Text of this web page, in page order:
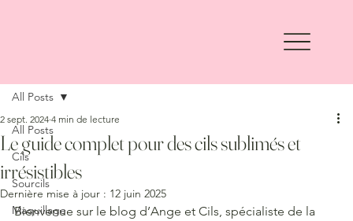
All Posts
Cils
Sourcils
Maquillage
All Posts
Le guide complet pour des cils sublimés et
irrésistibles
2 sept. 2024 4 min de lecture
Dernière mise à jour : 12 juin 2025
Bienvenue sur le blog d’Ange et Cils, spécialiste de la